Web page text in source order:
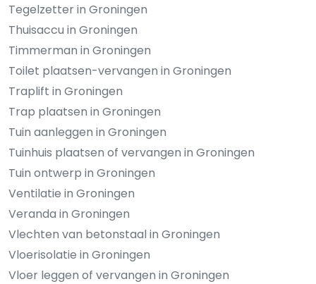
Tegelzetter in Groningen
Thuisaccu in Groningen
Timmerman in Groningen
Toilet plaatsen-vervangen in Groningen
Traplift in Groningen
Trap plaatsen in Groningen
Tuin aanleggen in Groningen
Tuinhuis plaatsen of vervangen in Groningen
Tuin ontwerp in Groningen
Ventilatie in Groningen
Veranda in Groningen
Vlechten van betonstaal in Groningen
Vloerisolatie in Groningen
Vloer leggen of vervangen in Groningen